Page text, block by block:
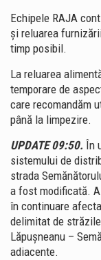
Echipele RAJA
și reluarea
timp posibil.
La reluarea
temporare de
care recomandăm
până la limpezire.
UPDATE 09:50. În
sistemului de
strada
a fost modificată.
în continuare
delimitat de
Lăpușneanu –
adiacente.